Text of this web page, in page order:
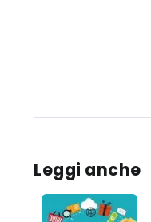
Leggi anche